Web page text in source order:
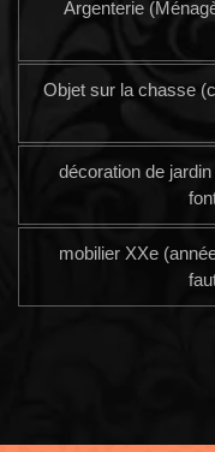
Argenterie
Objet sur la chasse
décoration de
mobilier XXe